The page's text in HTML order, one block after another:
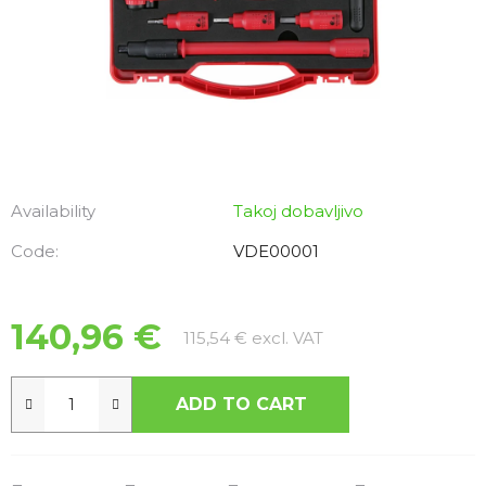
Availability
Takoj dobavljivo
Code:
VDE00001
140,96 € 115,54 € excl. VATMeasure price:
ADD TO CART